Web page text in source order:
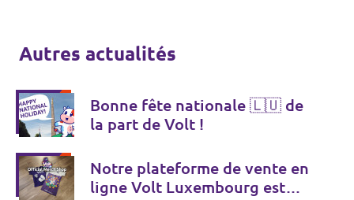
Autres actualités
Bonne fête nationale 🇱🇺 de
la part de Volt !
Notre plateforme de vente en
ligne Volt Luxembourg est